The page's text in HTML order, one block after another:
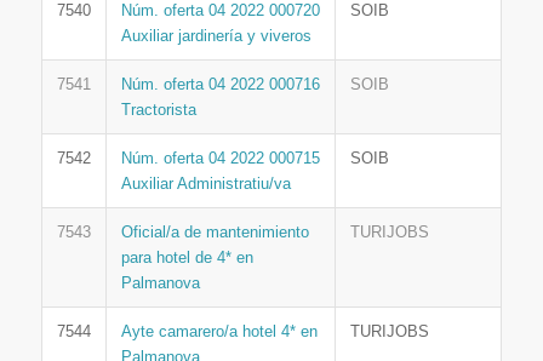
7540
Núm. oferta 04 2022 000720
Auxiliar jardinería y viveros
SOIB
7541
Núm. oferta 04 2022 000716
Tractorista
SOIB
7542
Núm. oferta 04 2022 000715
Auxiliar Administratiu/va
SOIB
7543
Oficial/a de mantenimiento
para hotel de 4* en
Palmanova
TURIJOBS
7544
Ayte camarero/a hotel 4* en
Palmanova
TURIJOBS